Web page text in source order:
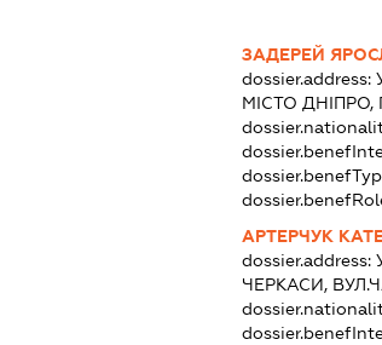
ЗАДЕРЕЙ
dossier.address:
МІСТО ДНІПРО,
АРТЕРЧУК
dossier.address:
ЧЕРКАСИ,